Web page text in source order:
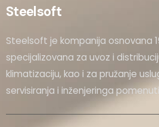
Steelsoft
Steelsoft je kompanija osnovana
specijalizovana za uvoz i
klimatizaciju, kao i za pružanje
servisiranja i inženjeringa